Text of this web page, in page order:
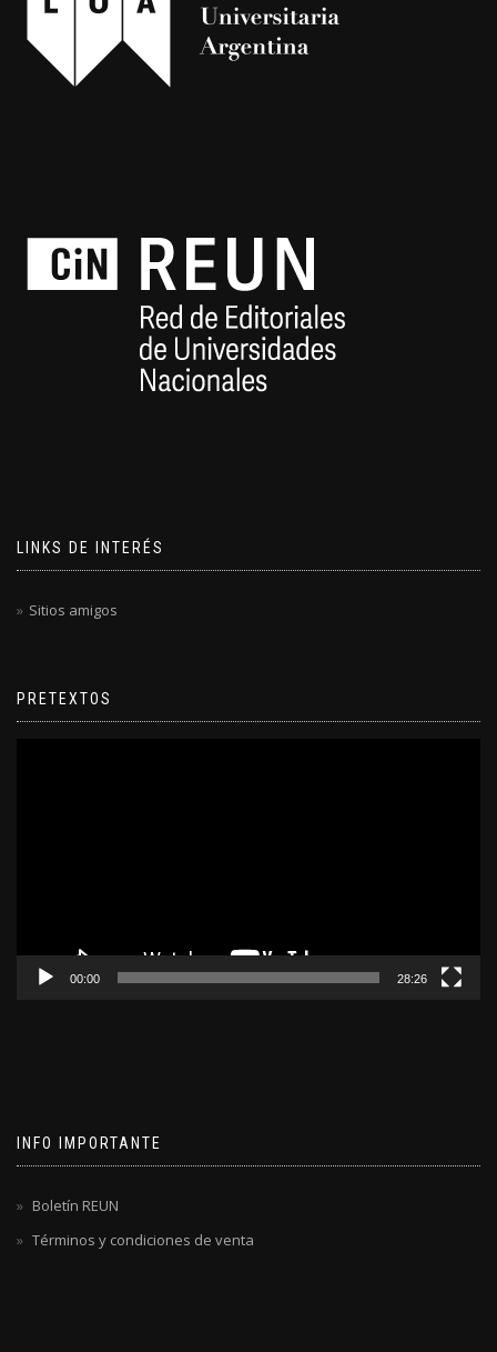
LINKS DE INTERÉS
Sitios amigos
PRETEXTOS
00:00 28:26
INFO IMPORTANTE
Boletín REUN
Términos y condiciones de venta